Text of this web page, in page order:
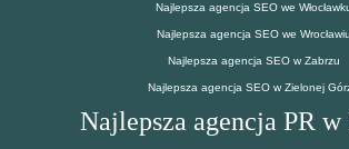
Najlepsza agencja SEO we
Najlepsza agencja SEO we Wrocławiu
Najlepsza agencja SEO w Zabrzu
Najlepsza agencja SEO w Zielonej
Najlepsza agencja PR w